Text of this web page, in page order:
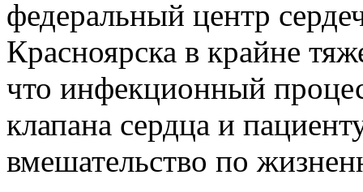
федеральный центр
Красноярска в крайне
что инфекционный
клапана сердца и
вмешательство по